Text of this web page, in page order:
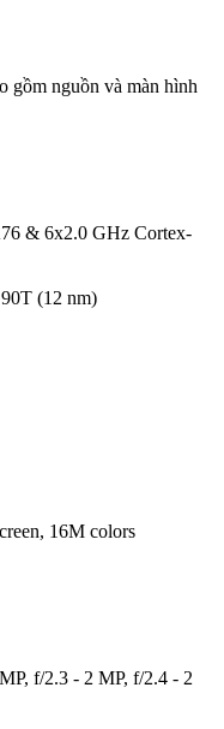
gồm nguồn và màn hình
& 6x2.0 GHz Cortex-
(12 nm)
16M colors
f/2.3 - 2 MP, f/2.4 - 2